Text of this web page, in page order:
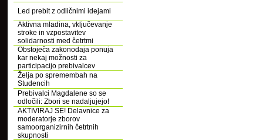
Led prebit z odličnimi idejami
Aktivna mladina, vključevanje
stroke in vzpostavitev
solidarnosti med četrtmi
Obstoječa zakonodaja ponuja
kar nekaj možnosti za
participacijo prebivalcev
Želja po spremembah na
Studencih
Prebivalci Magdalene so se
odločili: Zbori se nadaljujejo!
AKTIVIRAJ SE! Delavnice za
moderatorje zborov
samoorganizirnih četrtnih
skupnosti